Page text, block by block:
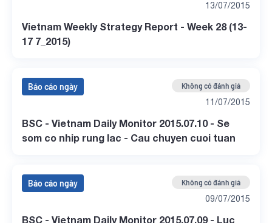
13/07/2015
Vietnam Weekly Strategy Report - Week 28 (13-
17 7_2015)
Báo cáo ngày Không có đánh giá
11/07/2015
BSC - Vietnam Daily Monitor 2015.07.10 - Se
som co nhip rung lac - Cau chuyen cuoi tuan
Báo cáo ngày Không có đánh giá
09/07/2015
BSC - Vietnam Daily Monitor 2015.07.09 - Luc